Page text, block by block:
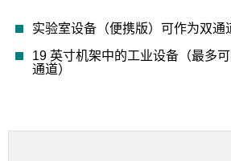
实验室设备（便携版）可作为双通
19 英寸机架中的工业设备（最多
通道）